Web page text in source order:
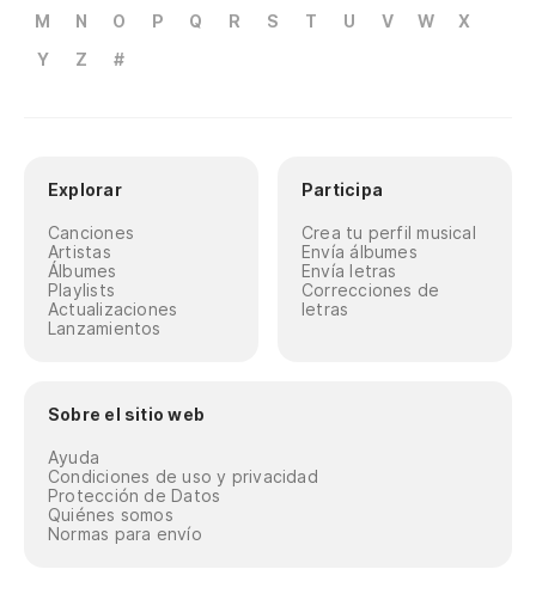
M
N O P Q R S T U V W
X
Y
Z #
Explorar
Canciones
Artistas
Álbumes
Playlists
Actualizaciones
Lanzamientos
Participa
Crea tu perfil musical
Envía álbumes
Envía letras
Correcciones de
letras
Sobre el sitio web
Ayuda
Condiciones de uso y privacidad
Protección de Datos
Quiénes somos
Normas para envío